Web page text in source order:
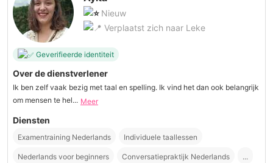
Nieuw
Verplaatst zich naar Leke
Geverifieerde identiteit
Over de dienstverlener
Ik ben zelf vaak bezig met taal en spelling. Ik vind het dan ook belangrijk
om mensen te hel... Meer
Diensten
Examentraining Nederlands Individuele taallessen
Nederlands voor beginners Conversatiepraktijk Nederlands ...